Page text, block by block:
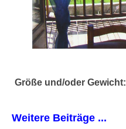
Größe und/oder Gewicht:
Weitere Beiträge ...